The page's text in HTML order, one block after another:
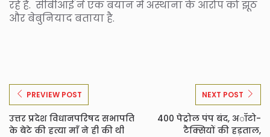
रहे हैं. सीबीआई ने एक बयान में अस्थाना के आरोप को झूठ
और बेबुनियाद बताया है.
PREVIEW POST
उत्तर प्रदेश विधानपरिषद सभापति
के बेटे की हत्या माँ ने ही की थी
NEXT POST
400 पेट्रोल पंप बंद, अॉटो-
टैक्सियों की हड़ताल,